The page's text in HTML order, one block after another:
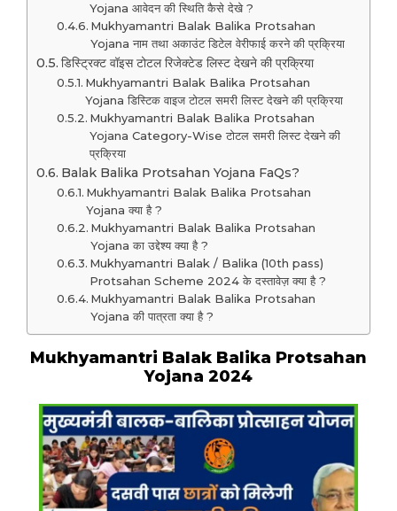
Yojana आवेदन की स्थिति कैसे देखे ?
Mukhyamantri Balak Balika Protsahan
Yojana नाम तथा अकाउंट डिटेल वेरीफाई करने की प्रक्रिया
डिस्ट्रिक्ट वॉइस टोटल रिजेक्टेड लिस्ट देखने की प्रक्रिया
Mukhyamantri Balak Balika Protsahan
Yojana डिस्टिक वाइज टोटल समरी लिस्ट देखने की प्रक्रिया
Mukhyamantri Balak Balika Protsahan
Yojana Category-Wise टोटल समरी लिस्ट देखने की
प्रक्रिया
Balak Balika Protsahan Yojana FaQs?
Mukhyamantri Balak Balika Protsahan
Yojana क्या है ?
Mukhyamantri Balak Balika Protsahan
Yojana का उद्देश्य क्या है ?
Mukhyamantri Balak / Balika (10th pass)
Protsahan Scheme 2024 के दस्तावेज़ क्या है ?
Mukhyamantri Balak Balika Protsahan
Yojana की पात्रता क्या है ?
Mukhyamantri Balak Balika Protsahan
Yojana 2024